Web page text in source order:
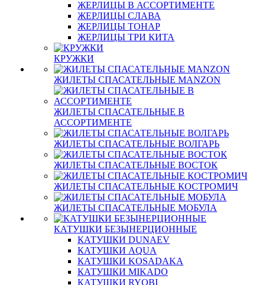
ЖЕРЛИЦЫ В АССОРТИМЕНТЕ
ЖЕРЛИЦЫ СЛАВА
ЖЕРЛИЦЫ ТОНАР
ЖЕРЛИЦЫ ТРИ КИТА
КРУЖКИ
ЖИЛЕТЫ СПАСАТЕЛЬНЫЕ MANZON
ЖИЛЕТЫ СПАСАТЕЛЬНЫЕ В
АССОРТИМЕНТЕ
ЖИЛЕТЫ СПАСАТЕЛЬНЫЕ ВОЛГАРЬ
ЖИЛЕТЫ СПАСАТЕЛЬНЫЕ ВОСТОК
ЖИЛЕТЫ СПАСАТЕЛЬНЫЕ КОСТРОМИЧ
ЖИЛЕТЫ СПАСАТЕЛЬНЫЕ МОБУЛА
КАТУШКИ БЕЗЫНЕРЦИОННЫЕ
КАТУШКИ DUNAEV
КАТУШКИ AQUA
КАТУШКИ KOSADAKA
КАТУШКИ MIKADO
КАТУШКИ RYOBI